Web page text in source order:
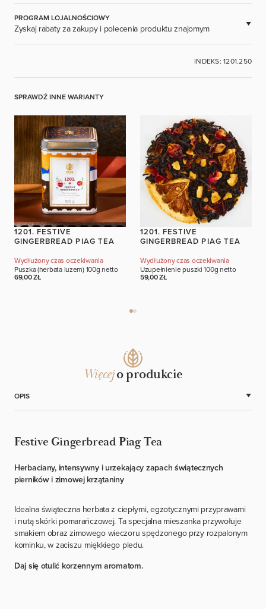
PROGRAM LOJALNOŚCIOWY
Zyskaj rabaty za zakupy i polecenia produktu znajomym
ZALOGUJ SIĘ
INDEKS: 1201.250
SPRAWDŹ INNE WARIANTY
1201. FESTIVE
GINGERBREAD PIAG TEA
Wydłużony czas oczekiwania
Puszka (herbata luzem)100g netto
69,00 ZŁ
1201. FESTIVE
GINGERBREAD PIAG TEA
Wydłużony czas oczekiwania
Uzupełnienie puszki100g netto
59,00 ZŁ
Więcejo produkcie
OPIS
Festive Gingerbread Piag Tea
Herbaciany, intensywny i urzekający zapach świątecznych
pierników i zimowej krzątaniny
Idealna świąteczna herbata z ciepłymi, egzotycznymi przyprawami
i nutą skórki pomarańczowej. Ta specjalna mieszanka przywołuje
smakiem obraz zimowego wieczoru spędzonego przy rozpalonym
kominku, w zaciszu miękkiego pledu.
Daj się otulić korzennym aromatom.